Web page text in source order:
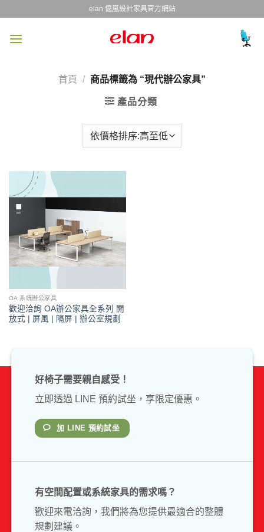
content
elan 億嵐設計家具官方網站
首頁 / 商品標籤為 “現代辦公家具”
產品分類
OA 系統辦公家具
歡迎洽詢 OA辦公家具全系列 開
放式 | 屏風 | 隔屏 | 辦公室規劃
好椅子需要親自感受！
立即透過 LINE 預約試坐，享限定優惠。
加 LINE 預約試坐
有空間配置或系統家具的需求嗎？
歡迎來電洽詢，我們將為您提供最適合的整體
規劃建議。